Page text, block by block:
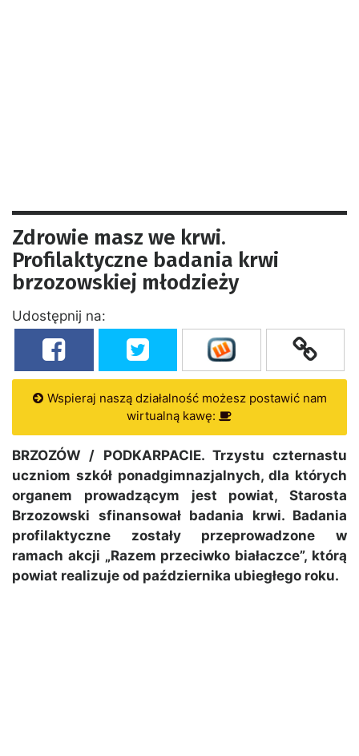
Zdrowie masz we krwi.
Profilaktyczne badania krwi
brzozowskiej młodzieży
Udostępnij na:
Wspieraj naszą działalność możesz postawić nam
wirtualną kawę:
BRZOZÓW / PODKARPACIE. Trzystu czternastu
uczniom szkół ponadgimnazjalnych, dla których
organem prowadzącym jest powiat, Starosta
Brzozowski sfinansował badania krwi. Badania
profilaktyczne zostały przeprowadzone w
ramach akcji „Razem przeciwko białaczce”, którą
powiat realizuje od października ubiegłego roku.